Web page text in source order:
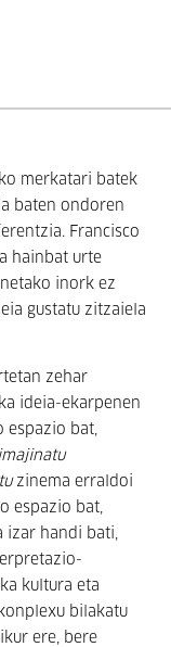
merkatari batek
baten ondoren
Francisco
hainbat urte
inork ez
gustatu zitzaiela
zehar
ideia-ekarpenen
espazio bat,
zinema erraldoi
espazio bat,
izar handi bati,
kultura eta
bilakatu
ere, bere